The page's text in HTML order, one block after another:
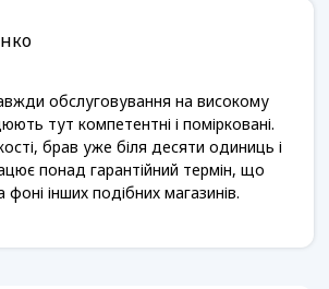
обслуговування на високому
тут компетентні і помірковані.
брав уже біля десяти одиниць і
понад гарантійний термін, що
інших подібних магазинів.